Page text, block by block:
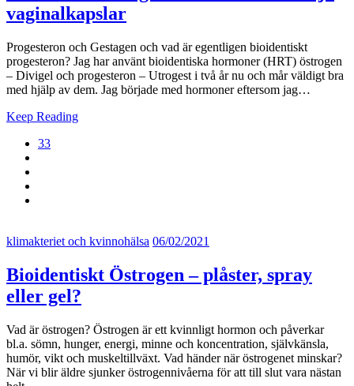
vaginalkapslar
Progesteron och Gestagen och vad är egentligen bioidentiskt
progesteron? Jag har använt bioidentiska hormoner (HRT) östrogen
– Divigel och progesteron – Utrogest i två år nu och mår väldigt bra
med hjälp av dem. Jag började med hormoner eftersom jag…
Keep Reading
33
klimakteriet och kvinnohälsa 06/02/2021
Bioidentiskt Östrogen – plåster, spray
eller gel?
Vad är östrogen? Östrogen är ett kvinnligt hormon och påverkar
bl.a. sömn, hunger, energi, minne och koncentration, självkänsla,
humör, vikt och muskeltillväxt. Vad händer när östrogenet minskar?
När vi blir äldre sjunker östrogennivåerna för att till slut vara nästan